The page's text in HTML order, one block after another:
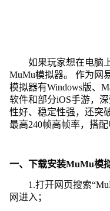
如果玩家想在电脑
MuMu模拟器。 作为网
模拟器有Windows版、
软件和部分iOS手游，
性好、稳定性强，还突
最高240帧高帧率，搭
一、下载安装MuMu模
1.打开网页搜索
网进入；